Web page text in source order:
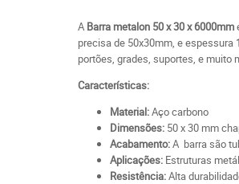
A Barra metalon 50 x 30 x 6000mm
precisa de 50x30mm, e
portões, grades, suportes, e muito
Características:
Material:Aço carbono
Dimensões: 50 x 30 mm
Acabamento:A barra são
Aplicações: Estruturas
Resistência:Alta